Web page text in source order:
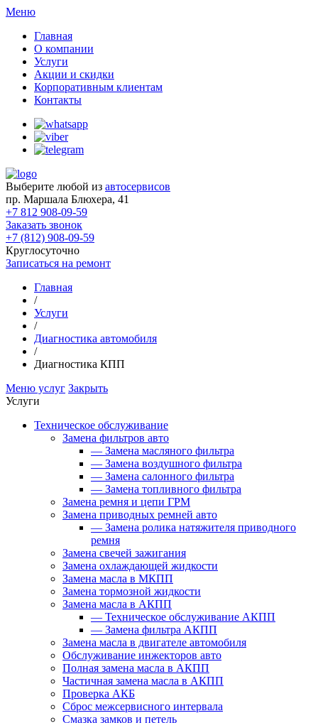
Меню
Главная
О компании
Услуги
Акции и скидки
Корпоративным клиентам
Контакты
Выберите любой из автосервисов
пр. Маршала Блюхера, 41
+7 812 908-09-59
Заказать звонок
+7 (812) 908-09-59
Круглосуточно
Записаться на ремонт
Главная
/
Услуги
/
Диагностика автомобиля
/
Диагностика КПП
Меню услуг Закрыть
Услуги
Техническое обслуживание
Замена фильтров авто
— Замена масляного фильтра
— Замена воздушного фильтра
— Замена салонного фильтра
— Замена топливного фильтра
Замена ремня и цепи ГРМ
Замена приводных ремней авто
— Замена ролика натяжителя приводного
ремня
Замена свечей зажигания
Замена охлаждающей жидкости
Замена масла в МКПП
Замена тормозной жидкости
Замена масла в АКПП
— Техническое обслуживание АКПП
— Замена фильтра АКПП
Замена масла в двигателе автомобиля
Обслуживание инжекторов авто
Полная замена масла в АКПП
Частичная замена масла в АКПП
Проверка АКБ
Сброс межсервисного интервала
Смазка замков и петель